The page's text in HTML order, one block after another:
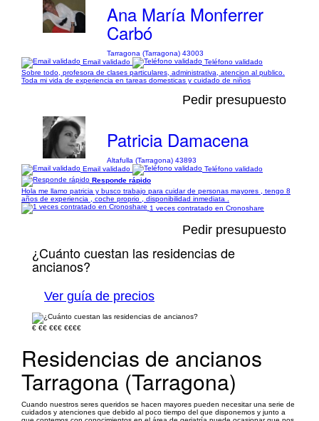
Ana María Monferrer
Carbó
Tarragona (Tarragona) 43003
Email validado
Teléfono validado
Sobre todo, profesora de clases particulares, administrativa, atencion al publico.
Toda mi vida de experiencia en tareas domesticas y cuidado de niños
Pedir presupuesto
Patricia Damacena
Altafulla (Tarragona) 43893
Email validado
Teléfono validado
Responde rápido
Hola me llamo patricia y busco trabajo para cuidar de personas mayores , tengo 8
años de experiencia , coche proprio , disponibilidad inmediata .
1 veces contratado en Cronoshare
Pedir presupuesto
¿Cuánto cuestan las residencias de
ancianos?
Ver guía de precios
€ €€ €€€ €€€€
Residencias de ancianos
Tarragona (Tarragona)
Cuando nuestros seres queridos se hacen mayores pueden necesitar una serie de
cuidados y atenciones que debido al poco tiempo del que disponemos y junto a